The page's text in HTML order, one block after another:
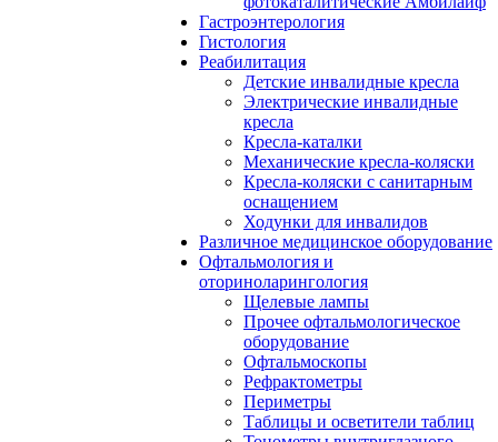
Гастроэнтерология
Гистология
Реабилитация
Детские инвалидные кресла
Электрические инвалидные
кресла
Кресла-каталки
Механические кресла-коляски
Кресла-коляски с санитарным
оснащением
Ходунки для инвалидов
Различное медицинское оборудование
Офтальмология и
оториноларингология
Щелевые лампы
Прочее офтальмологическое
оборудование
Офтальмоскопы
Рефрактометры
Периметры
Таблицы и осветители таблиц